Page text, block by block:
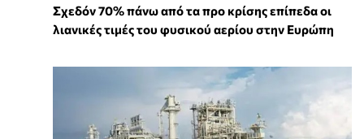
Σχεδόν 70% πάνω από τα προ κρίσης επίπεδα οι
λιανικές τιμές του φυσικού αερίου στην Ευρώπη